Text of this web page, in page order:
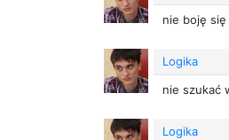
nie boję się
Logika
nie szukać
Logika